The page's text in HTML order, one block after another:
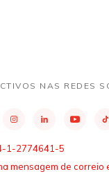
NAS REDES
1-2774641-5
mensagem de correio